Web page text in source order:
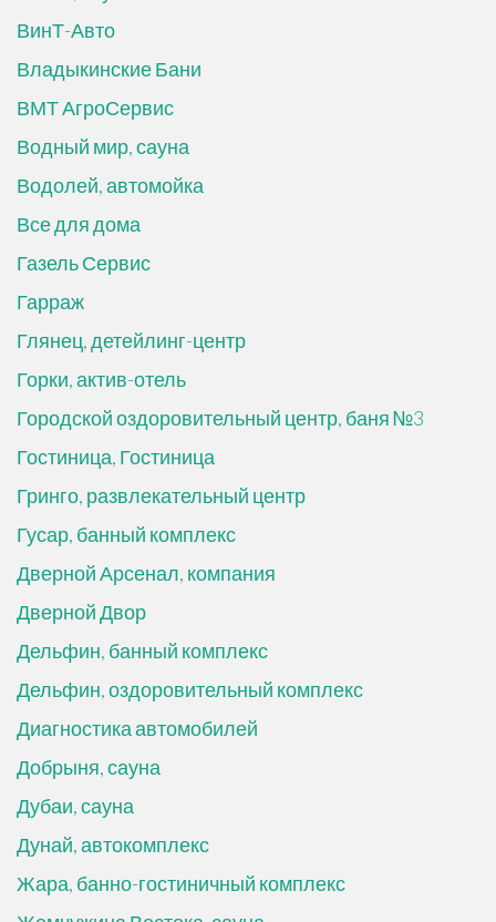
ВинТ-Авто
Владыкинские Бани
ВМТ АгроСервис
Водный мир, сауна
Водолей, автомойка
Все для дома
Газель Сервис
Гарраж
Глянец, детейлинг-центр
Горки, актив-отель
Городской оздоровительный центр, баня №3
Гостиница, Гостиница
Гринго, развлекательный центр
Гусар, банный комплекс
Дверной Арсенал, компания
Дверной Двор
Дельфин, банный комплекс
Дельфин, оздоровительный комплекс
Диагностика автомобилей
Добрыня, сауна
Дубаи, сауна
Дунай, автокомплекс
Жара, банно-гостиничный комплекс